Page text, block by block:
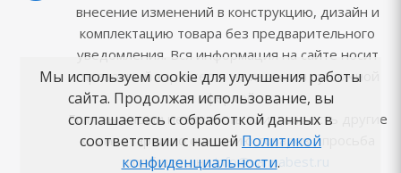
внесение изменений в конструкцию, дизайн и
комплектацию товара без предварительного
уведомления. Вся информация на сайте носит
справочный характер и не является публичной
офертой.
Если вы нашли неточность или у вас есть другие
комментарии по описанию товаров - просьба
сообщить наinfo@vannabest.ru
Мы используем cookie для улучшения работы
сайта. Продолжая использование, вы
соглашаетесь с обработкой данных в
соответствии с нашей Политикой
конфиденциальности.